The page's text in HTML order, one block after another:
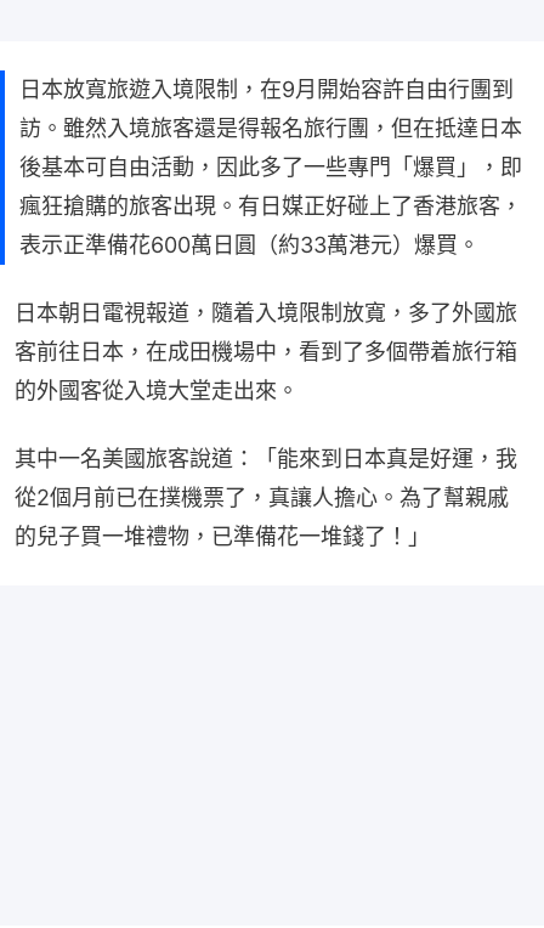
日本放寬旅遊入境限制，在9月開始容許自由行團到
訪。雖然入境旅客還是得報名旅行團，但在抵達日本
後基本可自由活動，因此多了一些專門「爆買」，即
瘋狂搶購的旅客出現。有日媒正好碰上了香港旅客，
表示正準備花600萬日圓（約33萬港元）爆買。
日本朝日電視報道，隨着入境限制放寬，多了外國旅
客前往日本，在成田機場中，看到了多個帶着旅行箱
的外國客從入境大堂走出來。
其中一名美國旅客說道：「能來到日本真是好運，我
從2個月前已在撲機票了，真讓人擔心。為了幫親戚
的兒子買一堆禮物，已準備花一堆錢了！」